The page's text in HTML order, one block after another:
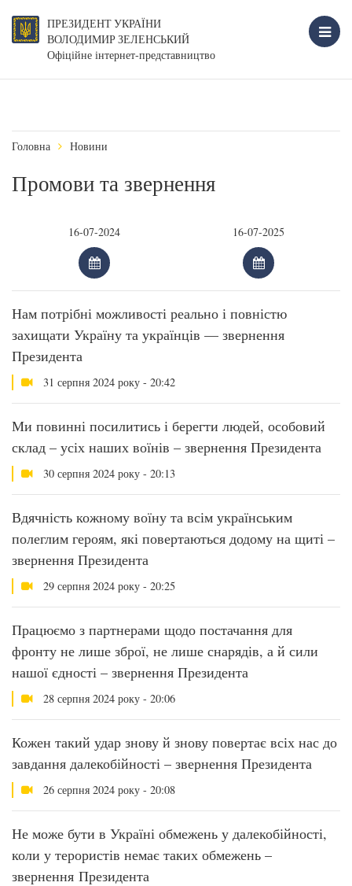
ПРЕЗИДЕНТ УКРАЇНИ
ВОЛОДИМИР ЗЕЛЕНСЬКИЙ
Офіційне інтернет-представництво
Головна Новини
Промови та звернення
Нам потрібні можливості реально і повністю
захищати Україну та українців — звернення
Президента
31 серпня 2024 року - 20:42
Ми повинні посилитись і берегти людей, особовий
склад – усіх наших воїнів – звернення Президента
30 серпня 2024 року - 20:13
Вдячність кожному воїну та всім українським
полеглим героям, які повертаються додому на щиті –
звернення Президента
29 серпня 2024 року - 20:25
Працюємо з партнерами щодо постачання для
фронту не лише зброї, не лише снарядів, а й сили
нашої єдності – звернення Президента
28 серпня 2024 року - 20:06
Кожен такий удар знову й знову повертає всіх нас до
завдання далекобійності – звернення Президента
26 серпня 2024 року - 20:08
Не може бути в Україні обмежень у далекобійності,
коли у терористів немає таких обмежень –
звернення Президента